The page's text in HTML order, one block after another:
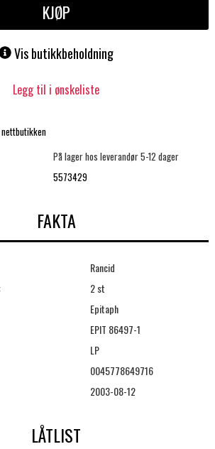
KJØP
Vis butikkbeholdning
Legg til i ønskeliste
På lager hos leverandør 5-12 dager
5573429
FAKTA
Rancid
2 st
Epitaph
EPIT 86497-1
LP
0045778649716
2003-08-12
LÅTLIST